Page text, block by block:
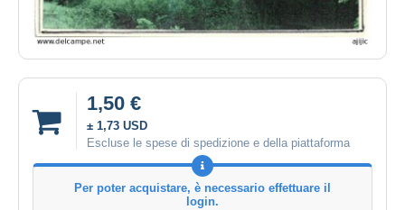
1,50 €
± 1,73 USD
Escluse le spese di spedizione e della piattaforma
Per poter acquistare, è necessario effettuare il
login.